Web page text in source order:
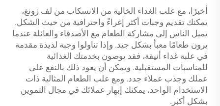
أخيرًا، مع علب الغداء الخالية من الانسكاب من لف زونغ،
يمكنك تقديم وجبات أكثر إغراءً واحترافية من حيث الشكل.
يميل الناس إلى مشاركة الطعام مع الأصدقاء والعائلة عندما
يرون طعامًا معبأ بشكل جيد. وإذا تناولوا وجبة لذيذة مقدمة
في علبة غداء أنيقة، فقد يوصون بخدمتك الغذائية
للمناسبات المستقبلية. ويمكن أن يعود ذلك بالنفع على
عملك وجذب عملاء جدد. ومع علب الطعام المثالية ذات
الاستخدام الواحد، يمكنك إبهار عملائك في مجال التموين
بشكل أكبر.